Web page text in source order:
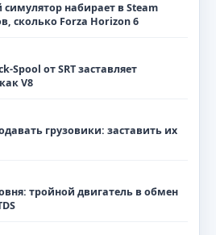
набирает в Steam
сколько Forza Horizon 6
Spool от SRT заставляет
V8
грузовики: заставить их
тройной двигатель в обмен